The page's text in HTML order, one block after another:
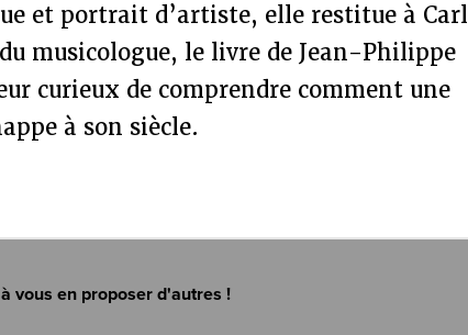
et portrait d’artiste, elle restitue à Carl
musicologue, le livre de Jean-Philippe
curieux de comprendre comment une
à son siècle.
vous en proposer d'autres !